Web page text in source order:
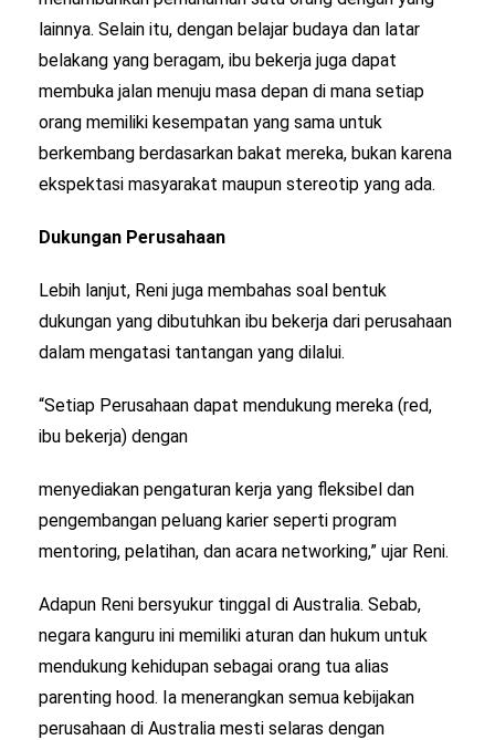
lainnya. Selain itu, dengan belajar budaya dan latar
belakang yang beragam, ibu bekerja juga dapat
membuka jalan menuju masa depan di mana setiap
orang memiliki kesempatan yang sama untuk
berkembang berdasarkan bakat mereka, bukan karena
ekspektasi masyarakat maupun stereotip yang ada.
Dukungan Perusahaan
Lebih lanjut, Reni juga membahas soal bentuk
dukungan yang dibutuhkan ibu bekerja dari perusahaan
dalam mengatasi tantangan yang dilalui.
“Setiap Perusahaan dapat mendukung mereka (red,
ibu bekerja) dengan
menyediakan pengaturan kerja yang fleksibel dan
pengembangan peluang karier seperti program
mentoring, pelatihan, dan acara networking,” ujar Reni.
Adapun Reni bersyukur tinggal di Australia. Sebab,
negara kanguru ini memiliki aturan dan hukum untuk
mendukung kehidupan sebagai orang tua alias
parenting hood. Ia menerangkan semua kebijakan
perusahaan di Australia mesti selaras dengan